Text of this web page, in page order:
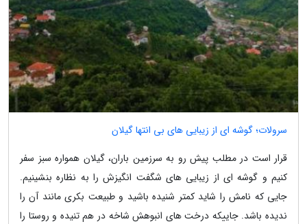
سرولات؛ گوشه ای از زیبایی های بی انتها گیلان
قرار است در مطلب پیش رو به سرزمین باران، گیلان همواره سبز سفر
کنیم و گوشه ای از زیبایی های شگفت انگیزش را به نظاره بنشینیم.
جایی که نامش را شاید کمتر شنیده باشید و طبیعت بکری مانند آن را
ندیده باشد. جاییکه درخت های انبوهش شاخه در هم تنیده و روستا را